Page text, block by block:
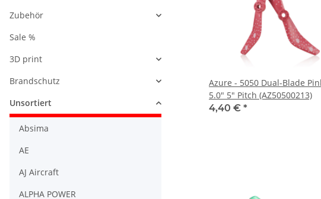
Azure - 5050 Dual-Blade
5.0" 5" Pitch (AZ50500213)
4,40 € *
Zubehör
Sale %
3D print
Brandschutz
Unsortiert
Absima
AE
AJ Aircraft
ALPHA POWER